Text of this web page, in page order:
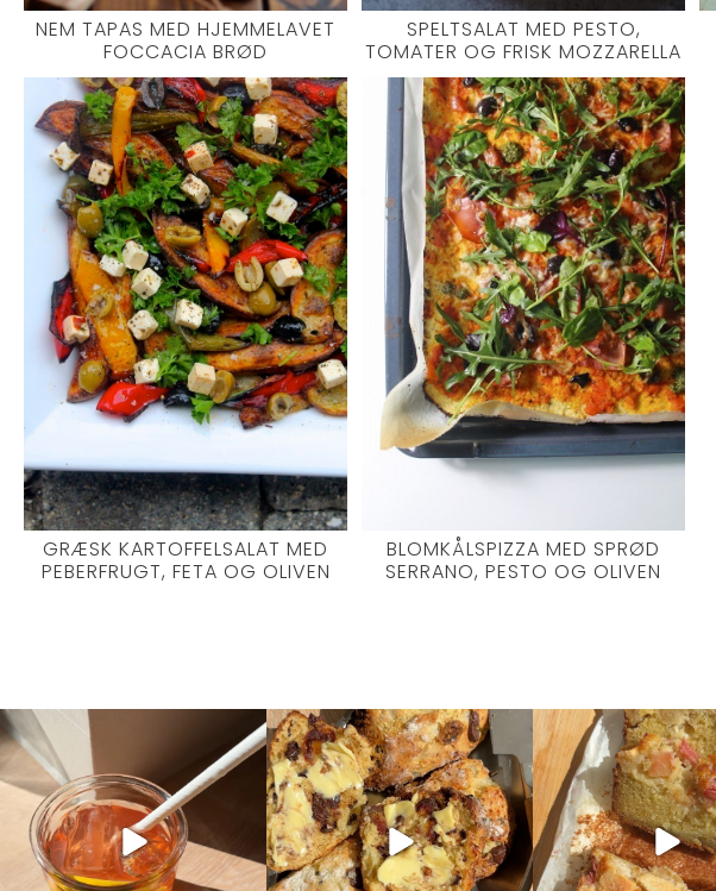
NEM TAPAS MED HJEMMELAVET
FOCCACIA BRØD
SPELTSALAT MED PESTO,
TOMATER OG FRISK MOZZARELLA
GRÆSK KARTOFFELSALAT MED
PEBERFRUGT, FETA OG OLIVEN
BLOMKÅLSPIZZA MED SPRØD
SERRANO, PESTO OG OLIVEN